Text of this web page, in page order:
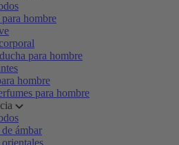
hombre
para hombre
hombre
para hombre
ámbar